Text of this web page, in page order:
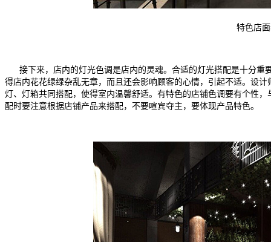
特色店
接下来，店内的灯光色调是店内的灵魂。合适的灯光搭配是十分重
得店内花花绿绿杂乱无章，而且还会影响顾客的心情，引起不适。设
灯、灯箱共同搭配，使得室内温馨舒适。有特色的店铺色调要有个性
配时要注意根据店铺产品来搭配，不要喧宾夺主，要体现产品特色。